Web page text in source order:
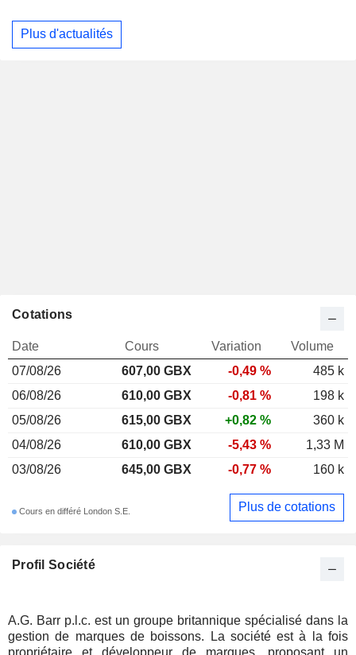
Plus d'actualités
Profil Société
A.G. Barr p.l.c. est un groupe britannique spécialisé dans la
gestion de marques de boissons. La société est à la fois
propriétaire et développeur de marques, proposant un
Cotations
Date Cours Variation
Volume
07/08/26
607,00 GBX -0,49 %
485 k
06/08/26
610,00 GBX -0,81 %
198 k
05/08/26
615,00 GBX +0,82 %
360 k
04/08/26
610,00 GBX -5,43 %
1,33 M
03/08/26
645,00 GBX -0,77 % 160 k
Cours en différé London S.E. Plus de cotations